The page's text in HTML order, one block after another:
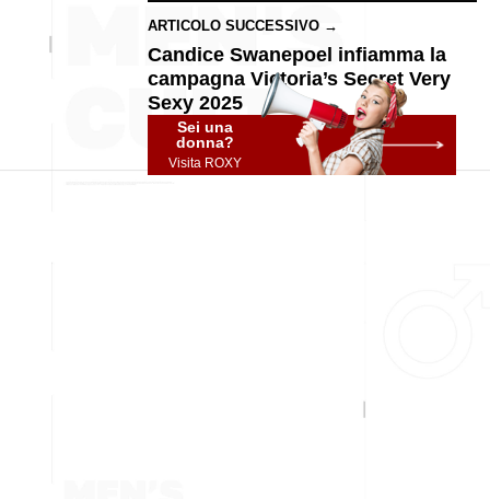
ARTICOLO SUCCESSIVO →
Candice Swanepoel infiamma la
campagna Victoria’s Secret Very
Sexy 2025
Sei una
donna?
Visita ROXY